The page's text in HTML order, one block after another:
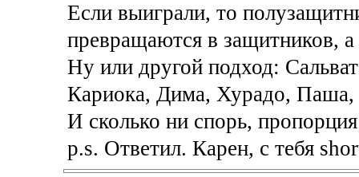
Если выиграли, то
превращаются в защитников,
Ну или другой подход:
Кариока, Дима, Хурадо,
И сколько ни спорь,
p.s. Ответил. Карен, с тебя